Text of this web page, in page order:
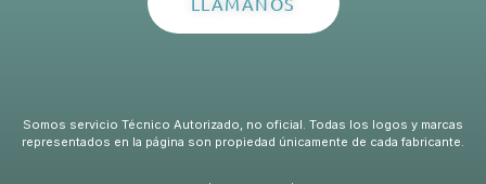
Somos servicio Técnico Autorizado, no oficial. Todas los logos y marcas
representados en la página son propiedad únicamente de cada fabricante.